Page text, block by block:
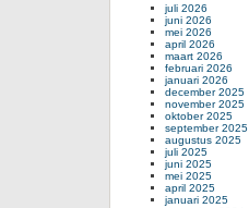
juli 2026
juni 2026
mei 2026
april 2026
maart 2026
februari 2026
januari 2026
december 2025
november 2025
oktober 2025
september 2025
augustus 2025
juli 2025
juni 2025
mei 2025
april 2025
januari 2025